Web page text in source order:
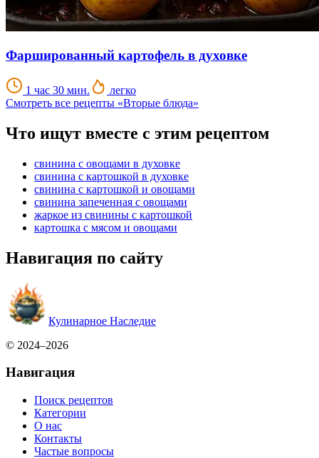
Фаршированный картофель в духовке
1 час 30 мин.
легко
Смотреть все рецепты «Вторые блюда»
Что ищут вместе с этим рецептом
свинина с овощами в духовке
свинина с картошкой в духовке
свинина с картошкой и овощами
свинина запеченная с овощами
жаркое из свинины с картошкой
картошка с мясом и овощами
Навигация по сайту
Кулинарное Наследие
© 2024–2026
Навигация
Поиск рецептов
Категории
О нас
Контакты
Частые вопросы